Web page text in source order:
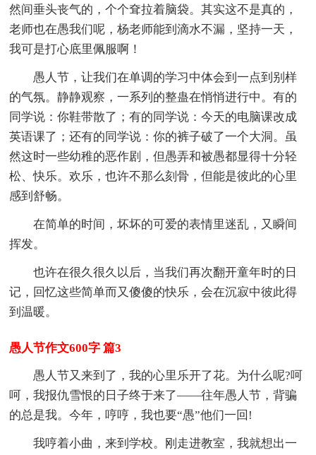
然间垂头丧气的，个个耷拉着脑袋。其实这不是真的，
老师也在愚我们呢，杨老师能到滴水不漏，坚持一天，
我可是打心底里佩服啊！
愚人节，让我们在单调的学习中体会到一点到别样
的气氛。静静观察，一系列的整蛊在悄悄进行中。有的
同学说：你鞋带散了；有的同学说：今天的电脑课改成
英语课了；还有的同学说：你的裤子破了一个大洞。虽
然这时一些幼稚的恶作剧，但愚弄和被愚都显得十分轻
松、快乐。欢乐，也许不那么刻骨，但能是彼此的心里
感到舒畅。
在简单的时间，坏坏的可爱的表情里迷乱，又瞬间
挥发。
也许在很久很久以后，当我们再次翻开童年时的日
记，回忆这些简单而又傻傻的快乐，会在沉寂中彼此得
到温暖。
愚人节作文600字 篇3
愚人节又来到了，我的心里乐开了花。为什么呢?呵
呵，我报仇雪恨的日子终于来了——往年愚人节，背骗
的总是我。今年，哼哼，我也要“愚”他们一回!
我哼着小曲，来到学校。刚走进教室，我就想出一